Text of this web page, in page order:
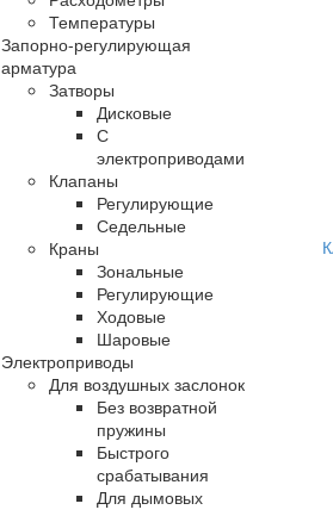
Температуры
Запорно-регулирующая
арматура
Затворы
Дисковые
С
электроприводами
Клапаны
Регулирующие
Седельные
Краны
Зональные
Регулирующие
Ходовые
Шаровые
Электроприводы
Для воздушных заслонок
Без возвратной
пружины
Быстрого
срабатывания
Для дымовых